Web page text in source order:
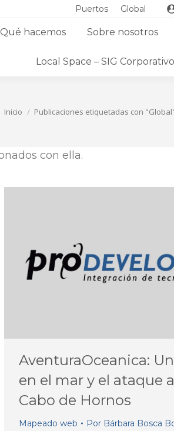
Puertos Global
Qué hacemos Sobre nosotros
Local Space – SIG
Inicio Publicaciones etiquetadas con
con ella.
AventuraOceanica:
en el mar y el ataque
Cabo de Hornos
Mapeado web Por Bárbara Bosca